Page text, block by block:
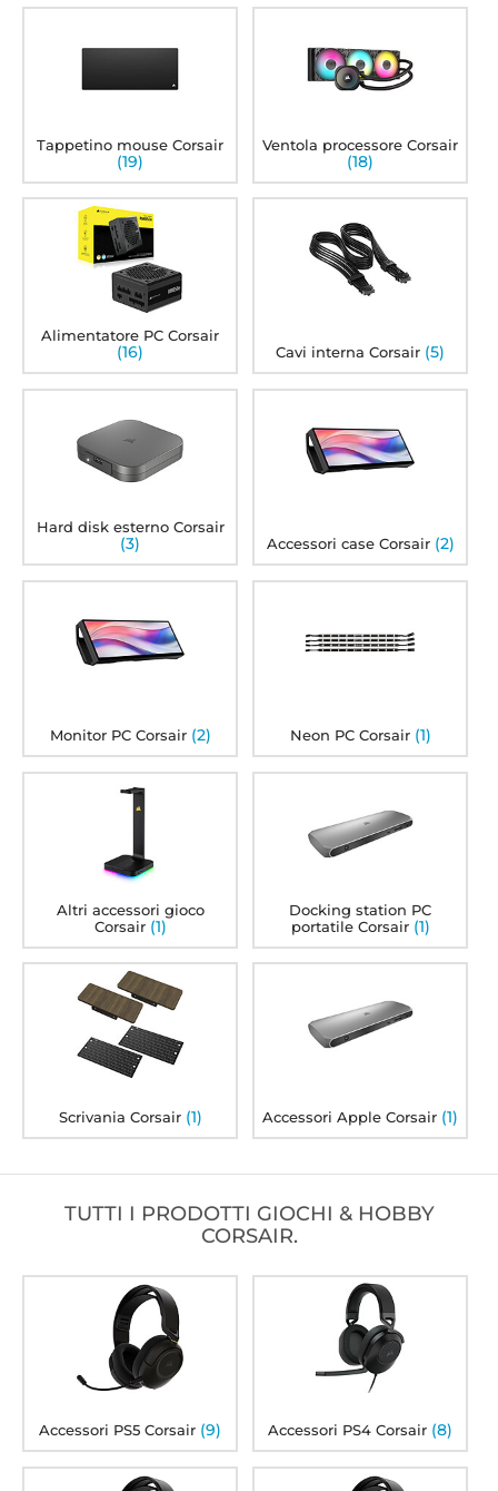
Tappetino mouse Corsair
(19)
Ventola processore Corsair
(18)
Alimentatore PC Corsair
(16) Cavi interna Corsair (5)
Hard disk esterno Corsair
(3) Accessori case Corsair (2)
Monitor PC Corsair (2) Neon PC Corsair (1)
Altri accessori gioco
Corsair (1)
Docking station PC
portatile Corsair (1)
Scrivania Corsair (1) Accessori Apple Corsair (1)
TUTTI I PRODOTTI GIOCHI & HOBBY
CORSAIR.
Accessori PS5 Corsair (9) Accessori PS4 Corsair (8)